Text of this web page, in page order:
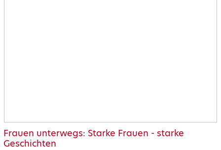
Frauen unterwegs: Starke Frauen - starke
Geschichten